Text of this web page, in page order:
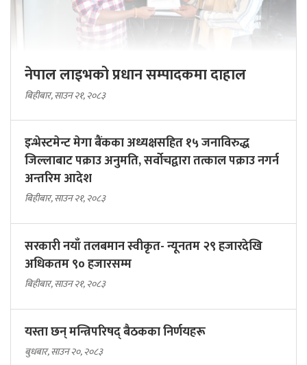
नेपाल लाइभको प्रधान सम्पादकमा दाहाल
बिहीबार, साउन २१, २०८३
इन्भेस्टमेन्ट मेगा बैंकका अध्यक्षसहित १५ जनाविरुद्ध
जिल्लाबाट पक्राउ अनुमति, सर्वोचद्वारा तत्काल पक्राउ नगर्न
अन्तरिम आदेश
बिहीबार, साउन २१, २०८३
सरकारी नयाँ तलबमान स्वीकृत- न्यूनतम २९ हजारदेखि
अधिकतम ९० हजारसम्म
बिहीबार, साउन २१, २०८३
यस्ता छन् मन्त्रिपरिषद् बैठकका निर्णयहरू
बुधबार, साउन २०, २०८३